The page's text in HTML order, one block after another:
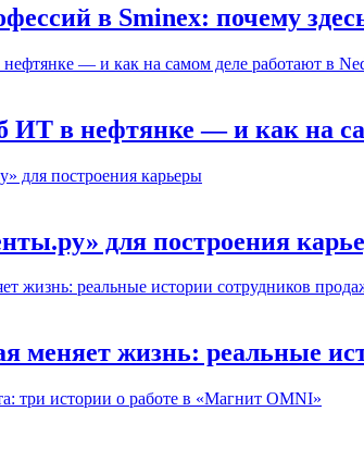
в Sminex: почему
ИТ в нефтянке — и как на
для построения
меняет жизнь: реальные